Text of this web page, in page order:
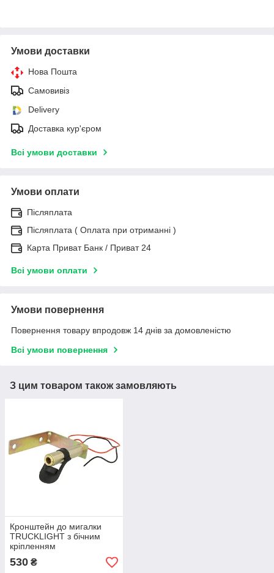
Умови доставки
Нова Пошта
Самовивіз
Delivery
Доставка кур'єром
Всі умови доставки
Умови оплати
Післяплата
Післяплата ( Оплата при отриманні )
Карта Приват Банк / Приват 24
Всі умови оплати
Умови повернення
Повернення товару впродовж 14 днів за домовленістю
Всі умови повернення
З цим товаром також замовляють
Кронштейн до мигалки
TRUCKLIGHT з бічним
кріпленням
530 ₴